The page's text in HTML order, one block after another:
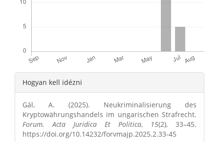
Article
Details
Hogyan kell idézni
Gál, A. (2025). Neukriminalisierung des
Kryptowährungshandels im ungarischen Strafrecht.
Forum. Acta Juridica Et Politica, 15(2), 33–45.
https://doi.org/10.14232/forvmajp.2025.2.33-45